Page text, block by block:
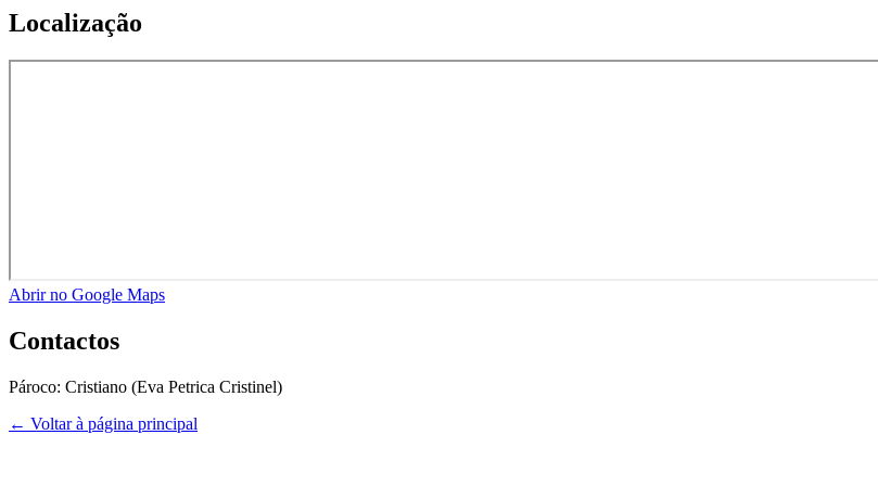
Localização
Abrir no Google Maps
Contactos
Pároco: Cristiano (Eva Petrica Cristinel)
← Voltar à página principal